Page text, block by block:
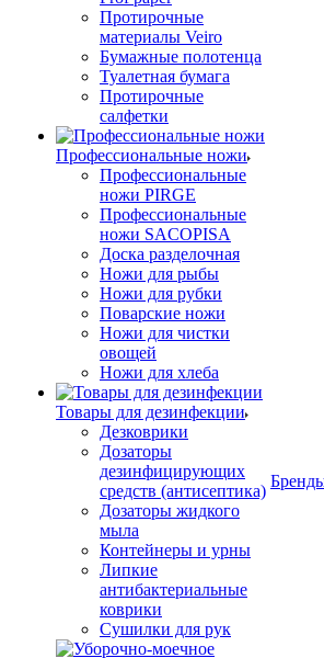
Протирочные
материалы Veiro
Бумажные полотенца
Туалетная бумага
Протирочные
салфетки
Профессиональные ножи
Профессиональные
ножи PIRGE
Профессиональные
ножи SACOPISA
Доска разделочная
Ножи для рыбы
Ножи для рубки
Поварские ножи
Ножи для чистки
овощей
Ножи для хлеба
Товары для дезинфекции
Дезковрики
Дозаторы
дезинфицирующих
средств (антисептика)
Дозаторы жидкого
мыла
Контейнеры и урны
Липкие
антибактериальные
коврики
Сушилки для рук